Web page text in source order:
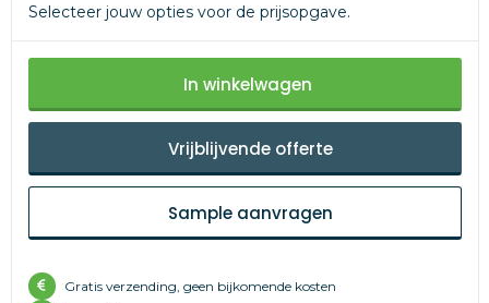
Selecteer jouw opties voor de prijsopgave.
In winkelwagen
Vrijblijvende offerte
Sample aanvragen
Gratis verzending, geen bijkomende kosten